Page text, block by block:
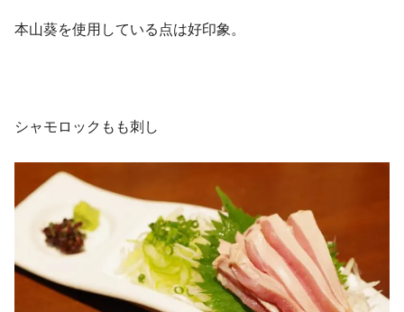
本山葵を使用している点は好印象。
シャモロックもも刺し